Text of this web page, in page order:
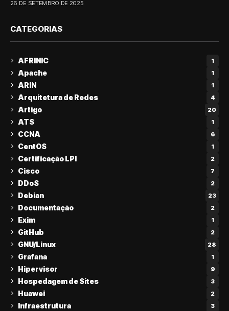
26 DE SETEMBRO DE 2025
CATEGORIAS
AFRINIC 1
Apache 1
ARIN 1
Arquitetura de Redes 4
Artigo 20
ATS 1
CCNA 6
CentOS 1
Certificação LPI 2
Cisco 7
DDoS 2
Debian 23
Documentação 2
Exim 1
GitHub 2
GNU/Linux 28
Grafana 1
Hipervisor 9
Hospedagem de Sites 3
Huawei 2
Infraestrutura 3